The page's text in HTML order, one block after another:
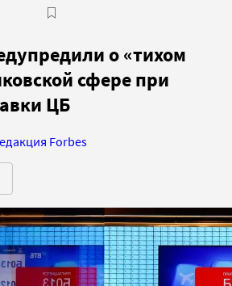
о «тихом
сфере при
ЦБ
Forbes